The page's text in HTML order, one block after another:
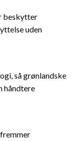
beskytter
uden
så grønlandske
håndtere